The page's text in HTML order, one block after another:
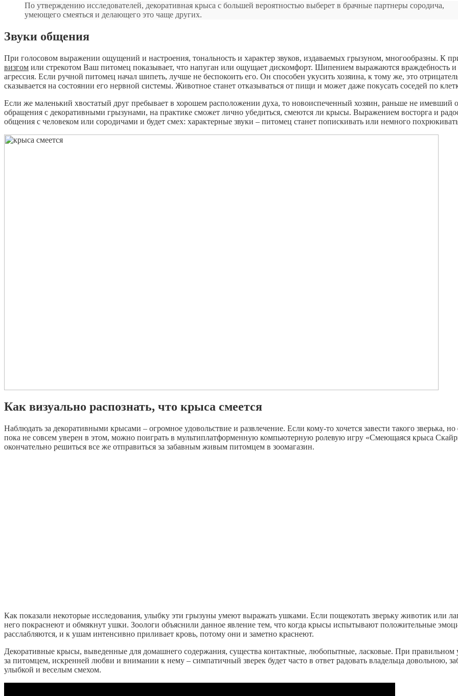
По утверждению исследователей, декоративная крыса с большей вероятностью выберет в брачные партнеры сородича,
умеющего смеяться и делающего это чаще других.
Звуки общения
При голосовом выражении ощущений и настроения, тональность и характер звуков, издаваемых грызуном, многообразны. К
визгом или стрекотом Ваш питомец показывает, что напуган или ощущает дискомфорт. Шипением выражаются враждебность и
агрессия. Если ручной питомец начал шипеть, лучше не беспокоить его. Он способен укусить хозяина, к тому же, это
сказывается на состоянии его нервной системы. Животное станет отказываться от пищи и может даже покусать соседей по
Если же маленький хвостатый друг пребывает в хорошем расположении духа, то новоиспеченный хозяин, раньше не имевший
обращения с декоративными грызунами, на практике сможет лично убедиться, смеются ли крысы. Выражением восторга и
общения с человеком или сородичами и будет смех: характерные звуки – питомец станет попискивать или немного
Как визуально распознать, что крыса смеется
Наблюдать за декоративными крысами – огромное удовольствие и развлечение. Если кому-то хочется завести такого зверька, но
пока не совсем уверен в этом, можно поиграть в мультиплатформенную компьютерную ролевую игру «Смеющаяся крыса
окончательно решиться все же отправиться за забавным живым питомцем в зоомагазин.
Как показали некоторые исследования, улыбку эти грызуны умеют выражать ушками. Если пощекотать зверьку животик или
него покраснеют и обмякнут ушки. Зоологи объяснили данное явление тем, что когда крысы испытывают положительные
расслабляются, и к ушам интенсивно приливает кровь, потому они и заметно краснеют.
Декоративные крысы, выведенные для домашнего содержания, существа контактные, любопытные, ласковые. При правильном
за питомцем, искренней любви и внимании к нему – симпатичный зверек будет часто в ответ радовать владельца довольною,
улыбкой и веселым смехом.